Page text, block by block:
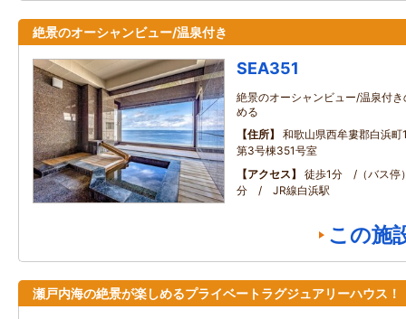
絶景のオーシャンビュー/温泉付き
SEA351
絶景のオーシャンビュー/温泉付
める
住所
和歌山県西牟婁郡白浜
第3号棟351号室
アクセス
徒歩1分 /（バス停
分 / JR線白浜駅
この施
瀬戸内海の絶景が楽しめるプライベートラグジュアリーハウス！